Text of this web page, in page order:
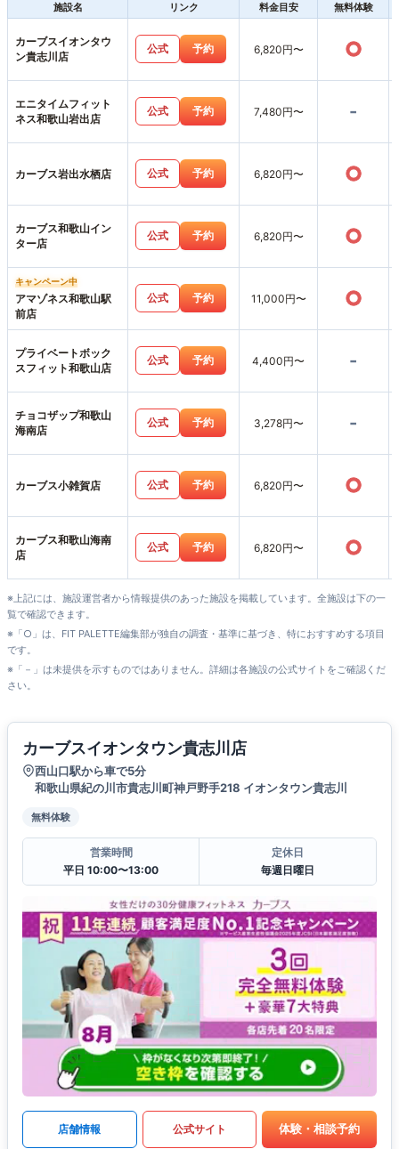
施設名
リンク 料金目安 無料体験
カーブスイオンタウ
ン貴志川店
公式 予約 6,820円〜 ○
エニタイムフィット
ネス和歌山岩出店
公式 予約 7,480円〜 -
カーブス岩出水栖店 公式 予約 6,820円〜 ○
カーブス和歌山イン
ター店
公式 予約 6,820円〜 ○
キャンペーン中
アマゾネス和歌山駅
前店
公式 予約 11,000円〜 ○
プライベートボック
スフィット和歌山店
公式 予約 4,400円〜 -
チョコザップ和歌山
海南店
公式 予約 3,278円〜 -
カーブス小雑賀店 公式 予約 6,820円〜 ○
カーブス和歌山海南
店
公式 予約 6,820円〜 ○
※上記には、施設運営者から情報提供のあった施設を掲載しています。全施設は下の一
覧で確認できます。
※「○」は、FIT PALETTE編集部が独自の調査・基準に基づき、特におすすめする項目
です。
※「－」は未提供を示すものではありません。詳細は各施設の公式サイトをご確認くだ
さい。
カーブスイオンタウン貴志川店
西山口駅から車で5分
和歌山県紀の川市貴志川町神戸野手218 イオンタウン貴志川
無料体験
営業時間
平日 10:00〜13:00
定休日
毎週日曜日
店舗情報 公式サイト 体験・相談予約